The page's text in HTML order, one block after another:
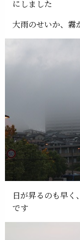
にしました
大雨のせいか、霧
日が昇るのも早
です